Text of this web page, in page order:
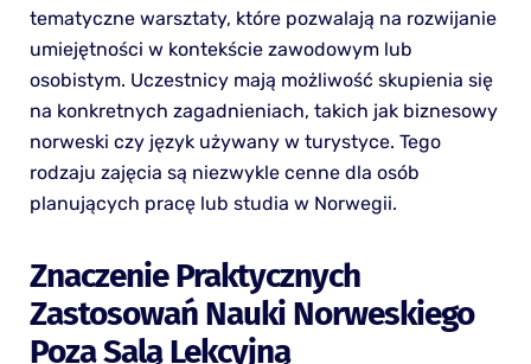
tematyczne warsztaty, które pozwalają na rozwijanie
umiejętności w kontekście zawodowym lub
osobistym. Uczestnicy mają możliwość skupienia się
na konkretnych zagadnieniach, takich jak biznesowy
norweski czy język używany w turystyce. Tego
rodzaju zajęcia są niezwykle cenne dla osób
planujących pracę lub studia w Norwegii.
Znaczenie Praktycznych
Zastosowań Nauki Norweskiego
Poza Salą Lekcyjną